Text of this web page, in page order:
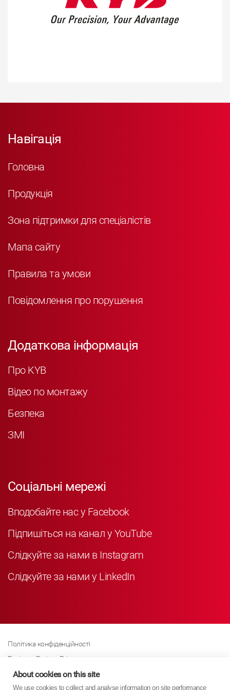
Навігація
Головна
Продукція
Зона підтримки для спеціалістів
Мапа сайту
Правила та умови
Повідомлення про порушення
Додаткова інформація
Про KYB
Відео по монтажу
Безпека
ЗМІ
Соціальні мережі
Вподобайте нас у Facebook
Підпишіться на канал у YouTube
Слідкуйте за нами в Instagram
Слідкуйте за нами у LinkedIn
Політика конфіденційності
Business Partner Privacy
Політика щодо файлів cookie
Сучасна політика Закону про рабство
About cookies on this site
We use cookies to collect and analyse information on site performance